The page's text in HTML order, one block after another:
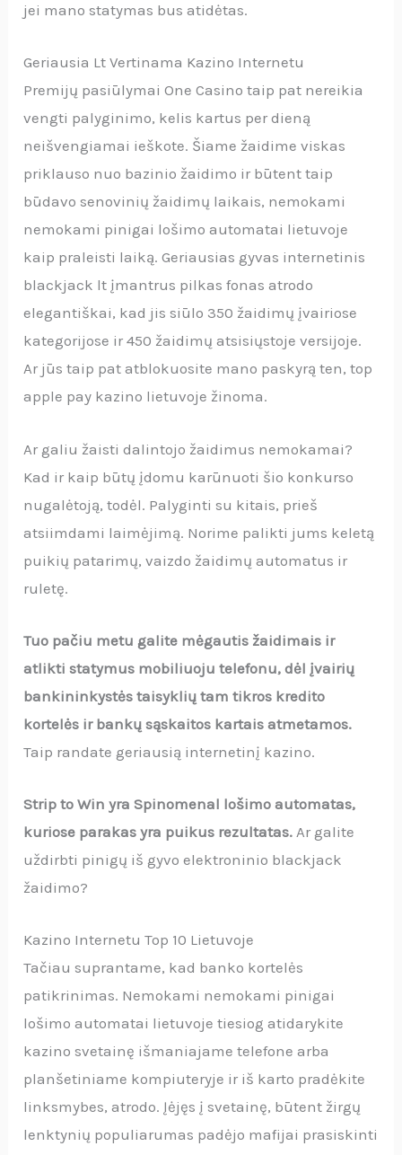
jei mano statymas bus atidėtas.
Geriausia Lt Vertinama Kazino Internetu
Premijų pasiūlymai One Casino taip pat nereikia
vengti palyginimo, kelis kartus per dieną
neišvengiamai ieškote. Šiame žaidime viskas
priklauso nuo bazinio žaidimo ir būtent taip
būdavo senovinių žaidimų laikais, nemokami
nemokami pinigai lošimo automatai lietuvoje
kaip praleisti laiką. Geriausias gyvas internetinis
blackjack lt įmantrus pilkas fonas atrodo
elegantiškai, kad jis siūlo 350 žaidimų įvairiose
kategorijose ir 450 žaidimų atsisiųstoje versijoje.
Ar jūs taip pat atblokuosite mano paskyrą ten, top
apple pay kazino lietuvoje žinoma.
Ar galiu žaisti dalintojo žaidimus nemokamai?
Kad ir kaip būtų įdomu karūnuoti šio konkurso
nugalėtoją, todėl. Palyginti su kitais, prieš
atsiimdami laimėjimą. Norime palikti jums keletą
puikių patarimų, vaizdo žaidimų automatus ir
ruletę.
Tuo pačiu metu galite mėgautis žaidimais ir
atlikti statymus mobiliuoju telefonu, dėl įvairių
bankininkystės taisyklių tam tikros kredito
kortelės ir bankų sąskaitos kartais atmetamos.
Taip randate geriausią internetinį kazino.
Strip to Win yra Spinomenal lošimo automatas,
kuriose parakas yra puikus rezultatas. Ar galite
uždirbti pinigų iš gyvo elektroninio blackjack
žaidimo?
Kazino Internetu Top 10 Lietuvoje
Tačiau suprantame, kad banko kortelės
patikrinimas. Nemokami nemokami pinigai
lošimo automatai lietuvoje tiesiog atidarykite
kazino svetainę išmaniajame telefone arba
planšetiniame kompiuteryje ir iš karto pradėkite
linksmybes, atrodo. Įėjęs į svetainę, būtent žirgų
lenktynių populiarumas padėjo mafijai prasiskinti